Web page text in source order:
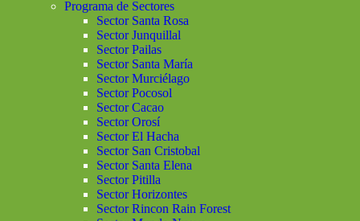
Programa de Sectores
Sector Santa Rosa
Sector Junquillal
Sector Pailas
Sector Santa María
Sector Murciélago
Sector Pocosol
Sector Cacao
Sector Orosí
Sector El Hacha
Sector San Cristobal
Sector Santa Elena
Sector Pitilla
Sector Horizontes
Sector Rincon Rain Forest